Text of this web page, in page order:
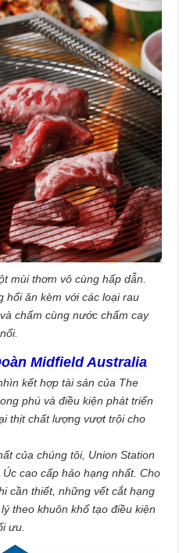
mùi thơm vô cùng hấp dẫn.
hổi ăn kèm với các loại rau
chấm cùng nước chấm cay
Midfield Australia
kết hợp tài sản của The
phú và điều kiện phát triển
thịt chất lượng vượt trội cho
của chúng tôi, Union Station
cao cấp hảo hạng nhất. Cho
cần thiết, những vết cắt hạng
theo khuôn khổ tạo điều kiện
ưu.